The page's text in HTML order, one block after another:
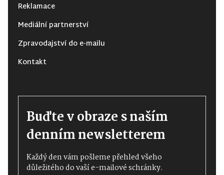
Reklamace
Mediální partnerství
Zpravodajství do e-mailu
Kontakt
Buďte v obraze s naším
denním newsletterem
Každý den vám pošleme přehled všeho
důležitého do vaší e-mailové schránky.